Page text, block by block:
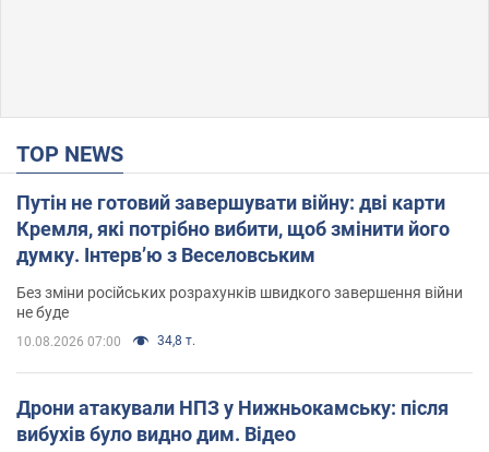
TOP NEWS
Путін не готовий завершувати війну: дві карти
Кремля, які потрібно вибити, щоб змінити його
думку. Інтерв’ю з Веселовським
Без зміни російських розрахунків швидкого завершення війни
не буде
10.08.2026 07:00 34,8 т.
Дрони атакували НПЗ у Нижньокамську: після
вибухів було видно дим. Відео